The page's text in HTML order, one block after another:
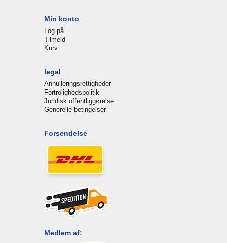
Min konto
Log på
Tilmeld
Kurv
legal
Annulleringsrettigheder
Fortrolighedspolitik
Juridisk offentliggørelse
Generelle betingelser
Forsendelse
Medlem af: